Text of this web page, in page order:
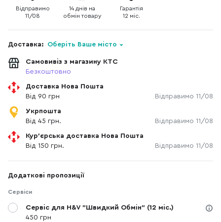
Відправимо
11/08
14 днів на
обмін товару
Гарантія
12 міс.
Доставка: Оберіть Ваше місто
Самовивіз з магазину КТС
Безкоштовно
Доставка Нова Пошта
Від 90 грн
Відправимо 11/08
Укрпошта
Від 45 грн.
Відправимо 11/08
Кур'єрська доставка Нова Пошта
Від 150 грн.
Відправимо 11/08
Додаткові пропозиції
Сервіси
Сервіс для H&V "Швидкий Обмін" (12 міс.)
450 грн